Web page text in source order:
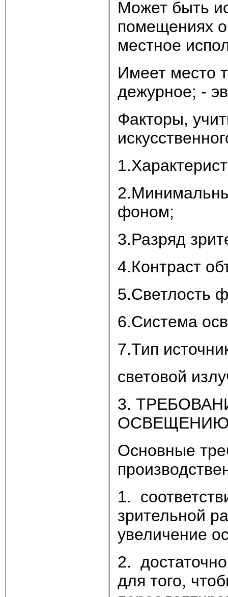
Может быть
помещениях
местное
Имеет место
дежурное; -
Факторы,
фоном;
3.Разряд
4.Контраст
5.Светлость
6.Система
7.Тип
световой
3.
Основные
1.
зрительной
увеличение
2.
для того,